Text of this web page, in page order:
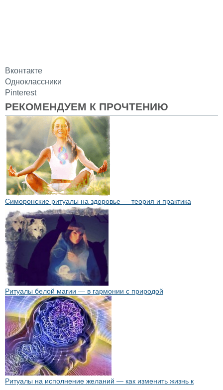
Вконтакте
Одноклассники
Pinterest
РЕКОМЕНДУЕМ К ПРОЧТЕНИЮ
Симоронские ритуалы на здоровье — теория и практика
Ритуалы белой магии — в гармонии с природой
Ритуалы на исполнение желаний — как изменить жизнь к